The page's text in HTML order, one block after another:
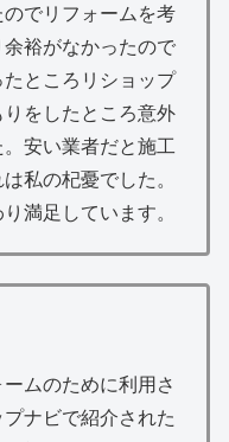
でリフォームを考
裕がなかったので
ところリショップ
をしたところ意外
安い業者だと施工
私の杞憂でした。
満足しています。
ムのために利用さ
ナビで紹介された